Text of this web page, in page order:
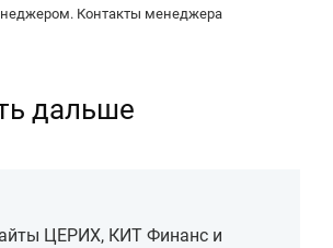
Контакты менеджера
дальше
ЦЕРИХ, КИТ Финанс и